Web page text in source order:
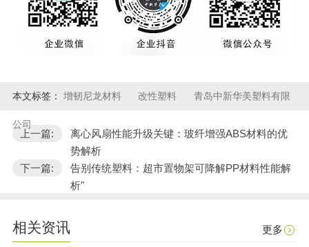
本文标签： 增韧尼龙材料 改性塑料 青岛中新华美塑料有限
公司
上一篇:
离心风扇性能升级关键：玻纤增强ABS材料的优
势解析
下一篇:
告别传统塑料：超市置物架可降解PP材料性能解
析"
相关资讯 更多